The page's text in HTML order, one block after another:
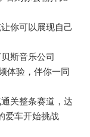
你可以展现自己
斯音乐公司
体验，伴你一同
关整条赛道，达
爱车开始挑战